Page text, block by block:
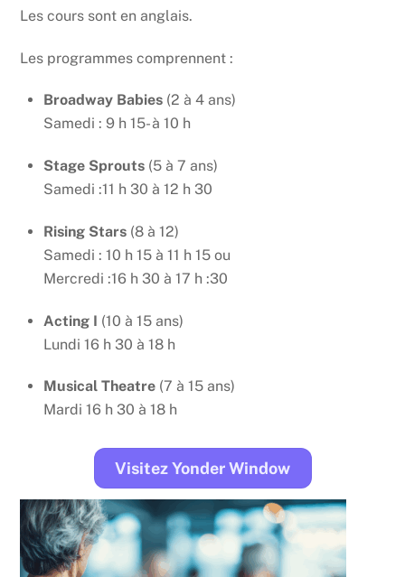
Les cours sont en anglais.
Les programmes comprennent :
Broadway Babies (2 à 4 ans)
Samedi : 9 h 15- à 10 h
Stage Sprouts (5 à 7 ans)
Samedi :11 h 30 à 12 h 30
Rising Stars (8 à 12)
Samedi : 10 h 15 à 11 h 15 ou
Mercredi :16 h 30 à 17 h :30
Acting I (10 à 15 ans)
Lundi 16 h 30 à 18 h
Musical Theatre (7 à 15 ans)
Mardi 16 h 30 à 18 h
Visitez Yonder Window